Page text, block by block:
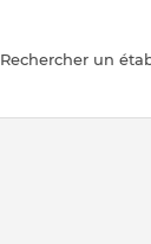
Rechercher un